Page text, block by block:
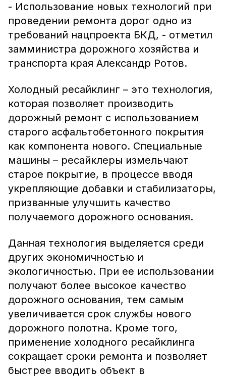
- Использование новых технологий при
проведении ремонта дорог одно из
требований нацпроекта БКД, - отметил
замминистра дорожного хозяйства и
транспорта края Александр Ротов.
Холодный ресайклинг – это технология,
которая позволяет производить
дорожный ремонт с использованием
старого асфальтобетонного покрытия
как компонента нового. Специальные
машины – ресайклеры измельчают
старое покрытие, в процессе вводя
укрепляющие добавки и стабилизаторы,
призванные улучшить качество
получаемого дорожного основания.
Данная технология выделяется среди
других экономичностью и
экологичностью. При ее использовании
получают более высокое качество
дорожного основания, тем самым
увеличивается срок службы нового
дорожного полотна. Кроме того,
применение холодного ресайклинга
сокращает сроки ремонта и позволяет
быстрее вводить объект в